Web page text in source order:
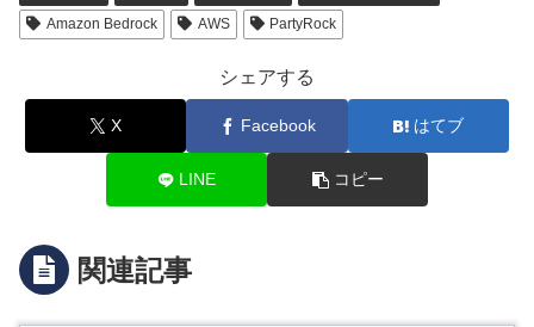
Amazon Bedrock
AWS PartyRock
シェアする
X Facebook はてブ
LINE コピー
関連記事